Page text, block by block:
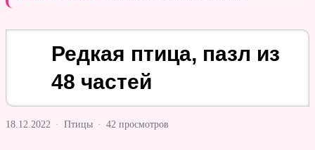
Редкая птица, пазл из
48 частей
18.12.2022 · Птицы · 42 просмотров